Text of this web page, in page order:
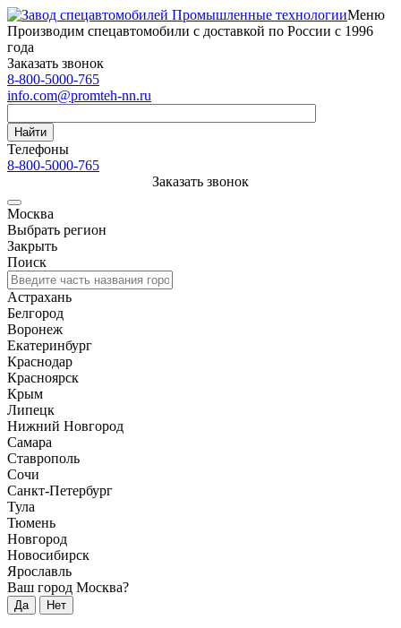
Меню
Производим спецавтомобили с доставкой по России с 1996
года
Заказать звонок
8-800-5000-765
info.com@promteh-nn.ru
Найти
Телефоны
8-800-5000-765
Заказать звонок
Москва
Выбрать регион
Закрыть
Поиск
Астрахань
Белгород
Воронеж
Екатеринбург
Краснодар
Красноярск
Крым
Липецк
Нижний Новгород
Самара
Ставрополь
Сочи
Санкт-Петербург
Тула
Тюмень
Новгород
Новосибирск
Ярославль
Ваш город Москва?
Да Нет